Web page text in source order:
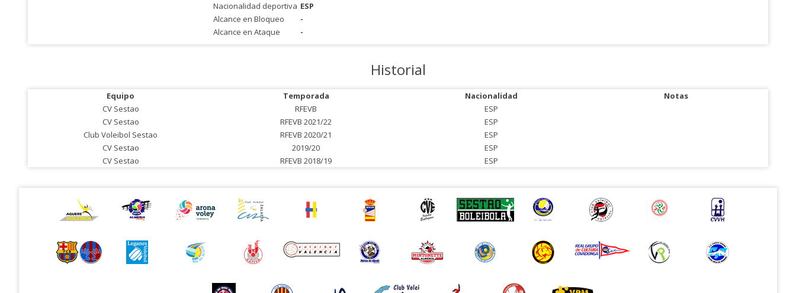
Nacionalidad deportiva ESP
Alcance en Bloqueo
-
Alcance en Ataque
-
Historial
Equipo Temporada Nacionalidad
Notas
CV Sestao
RFEVB
ESP
CV Sestao
RFEVB 2021/22
ESP
Club Voleibol Sestao
RFEVB 2020/21
ESP
CV Sestao
2019/20
ESP
CV Sestao
RFEVB 2018/19 ESP